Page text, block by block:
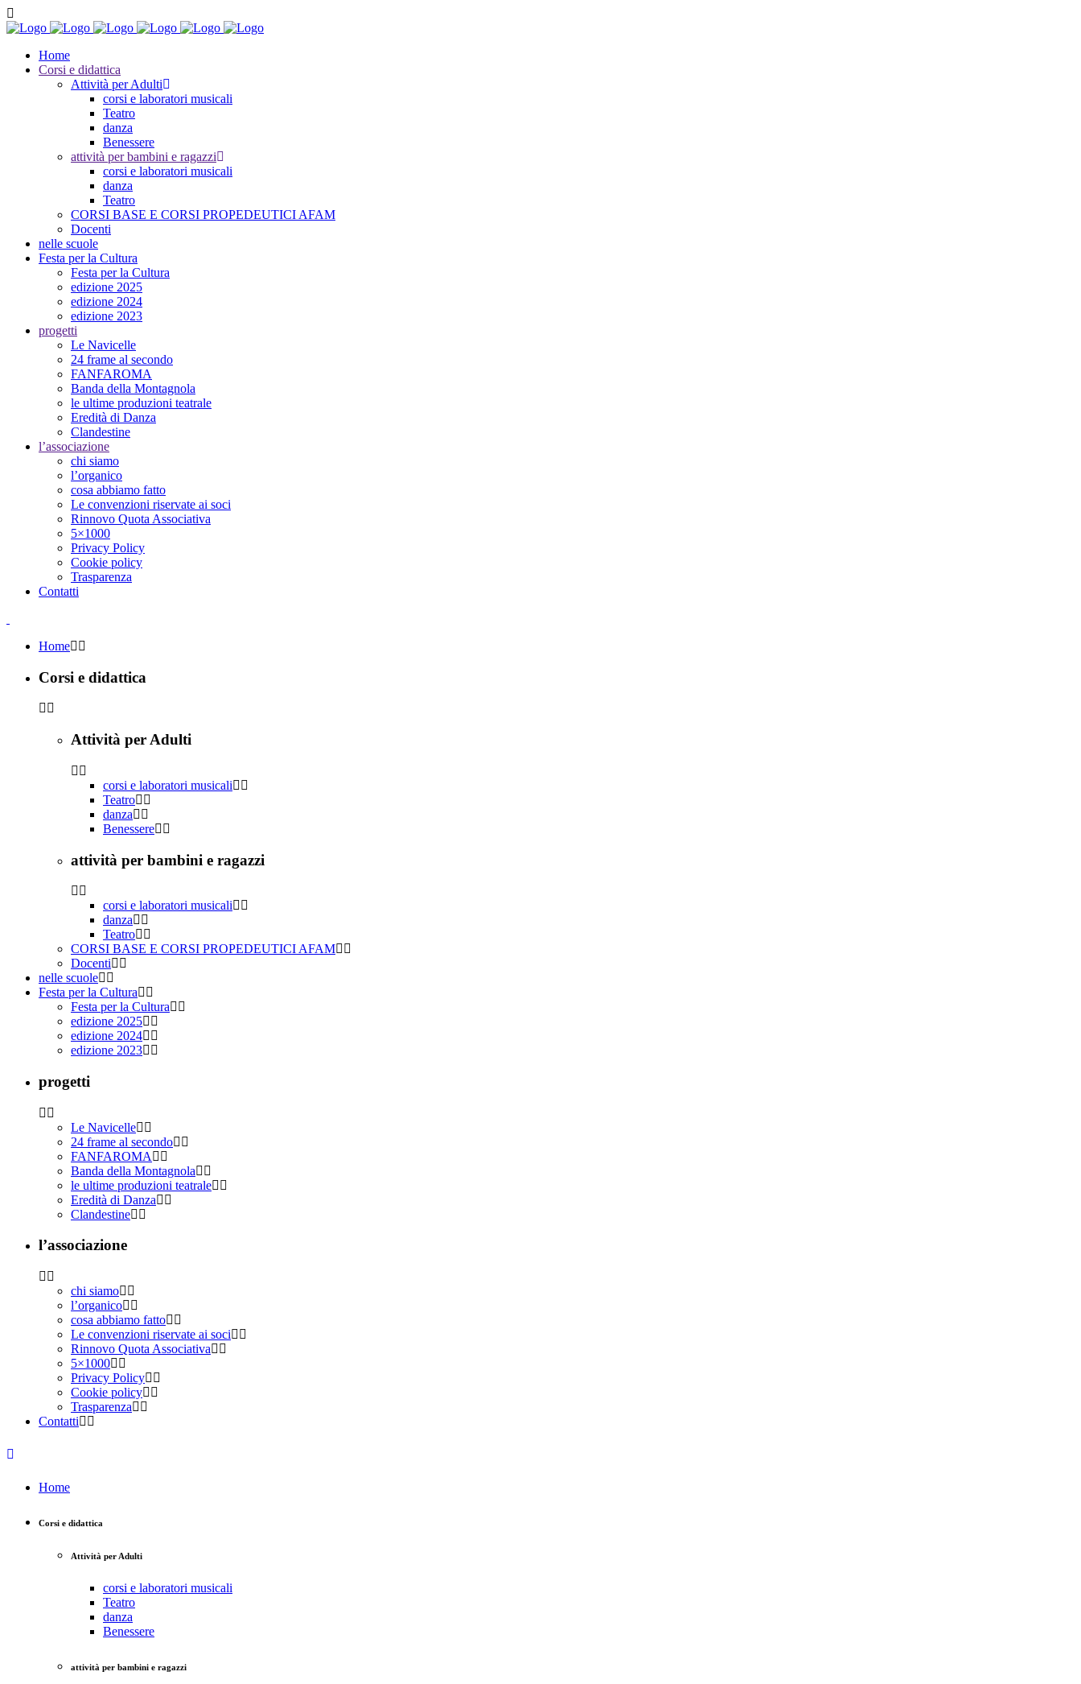
Home
Corsi e didattica
Attività per Adulti
corsi e laboratori musicali
Teatro
danza
Benessere
attività per bambini e ragazzi
corsi e laboratori musicali
danza
Teatro
CORSI BASE E CORSI PROPEDEUTICI AFAM
Docenti
nelle scuole
Festa per la Cultura
Festa per la Cultura
edizione 2025
edizione 2024
edizione 2023
progetti
Le Navicelle
24 frame al secondo
FANFAROMA
Banda della Montagnola
le ultime produzioni teatrale
Eredità di Danza
Clandestine
l’associazione
chi siamo
l’organico
cosa abbiamo fatto
Le convenzioni riservate ai soci
Rinnovo Quota Associativa
5×1000
Privacy Policy
Cookie policy
Trasparenza
Contatti
Home
Corsi e didattica
Attività per Adulti
corsi e laboratori musicali
Teatro
danza
Benessere
attività per bambini e ragazzi
corsi e laboratori musicali
danza
Teatro
CORSI BASE E CORSI PROPEDEUTICI AFAM
Docenti
nelle scuole
Festa per la Cultura
Festa per la Cultura
edizione 2025
edizione 2024
edizione 2023
progetti
Le Navicelle
24 frame al secondo
FANFAROMA
Banda della Montagnola
le ultime produzioni teatrale
Eredità di Danza
Clandestine
l’associazione
chi siamo
l’organico
cosa abbiamo fatto
Le convenzioni riservate ai soci
Rinnovo Quota Associativa
5×1000
Privacy Policy
Cookie policy
Trasparenza
Contatti
Home
Corsi e didattica
Attività per Adulti
corsi e laboratori musicali
Teatro
danza
Benessere
attività per bambini e ragazzi